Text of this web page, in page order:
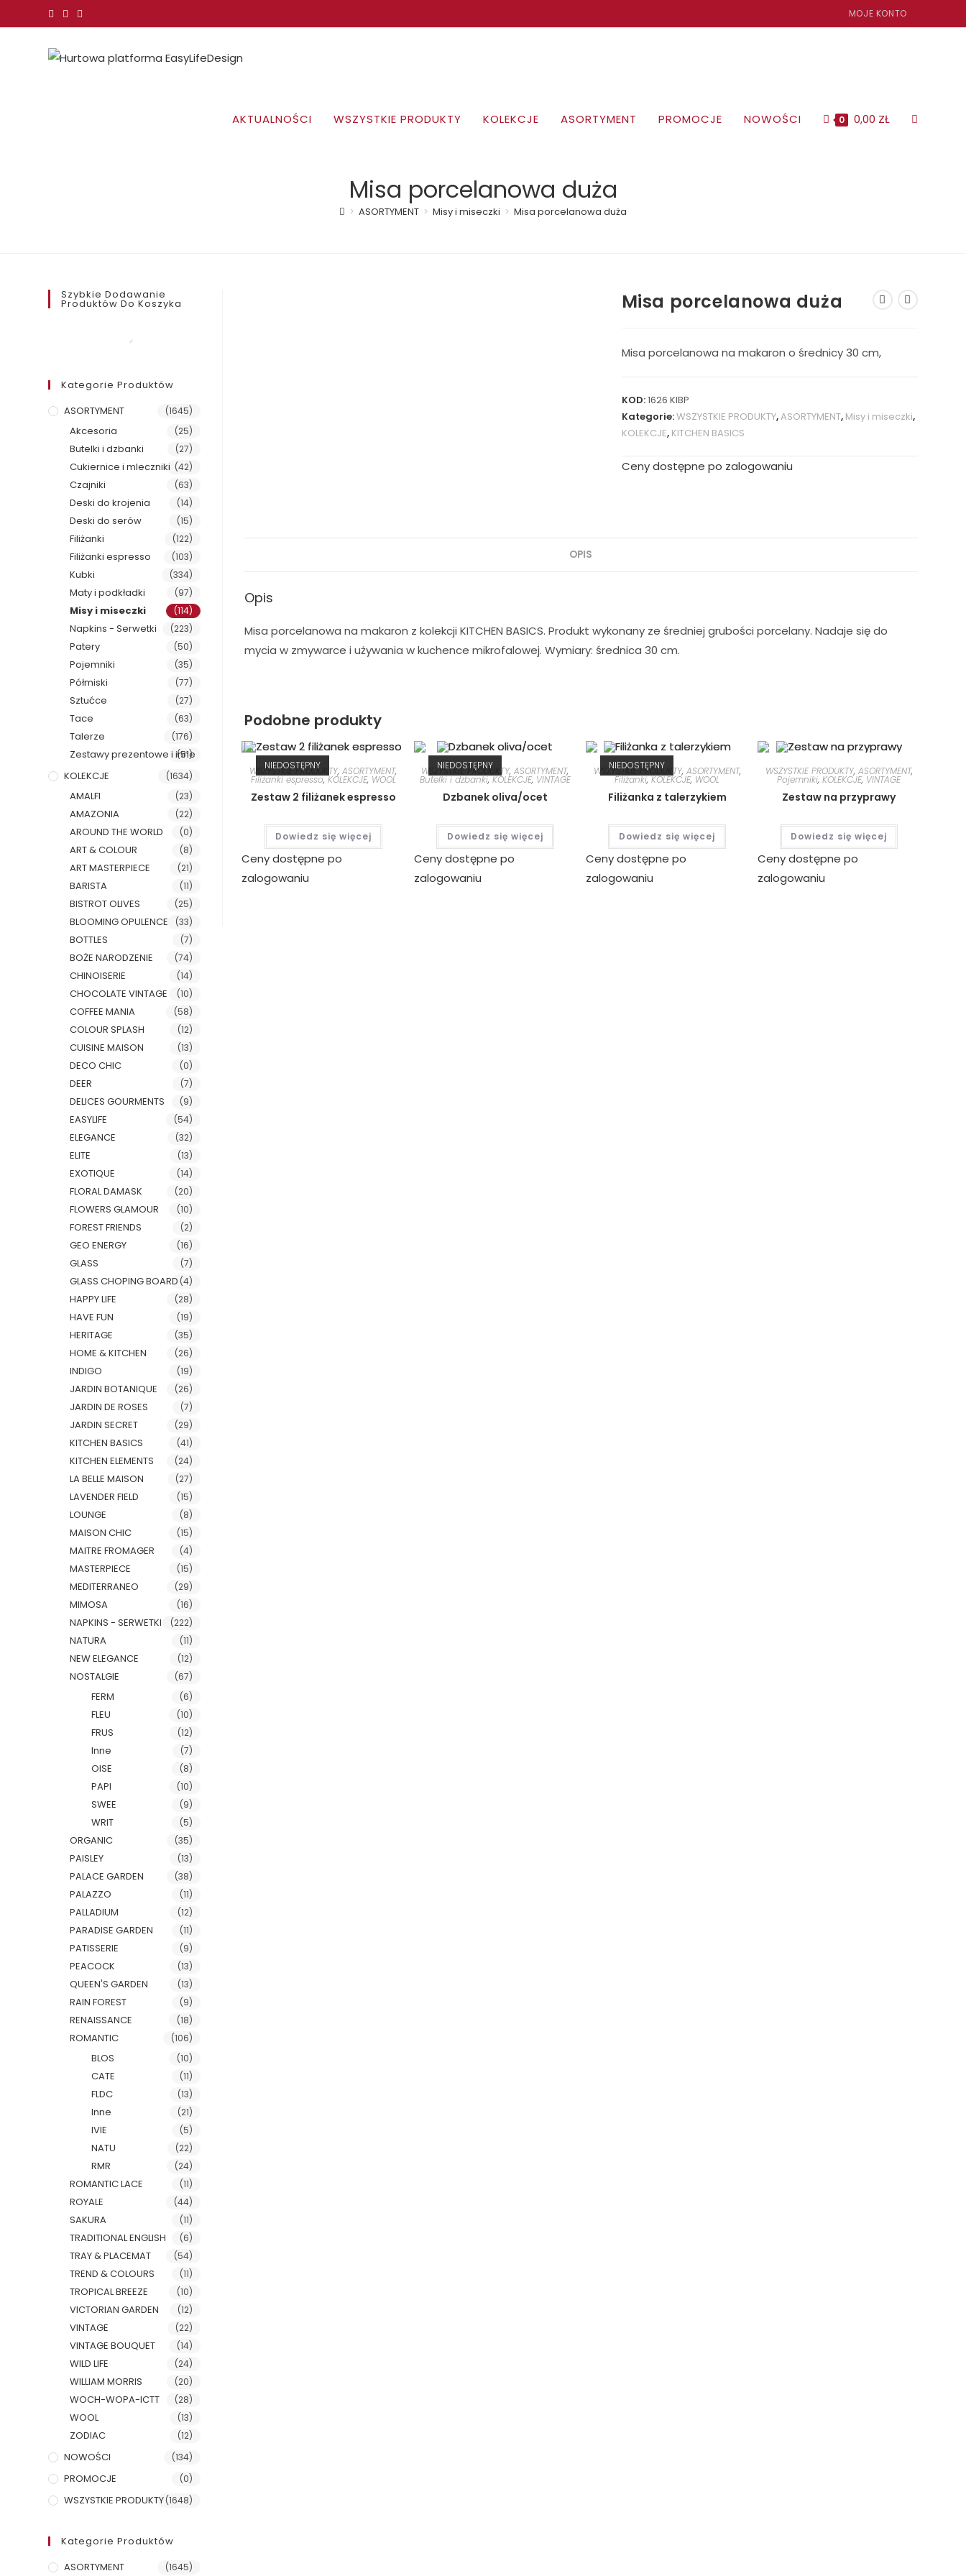
treści
MOJE KONTO
AKTUALNOŚCI WSZYSTKIE PRODUKTY KOLEKCJE ASORTYMENT PROMOCJE NOWOŚCI 0 0,00 ZŁ TOGGLE
Misa porcelanowa duża
> ASORTYMENT > Misy i miseczki > Misa porcelanowa duża
Misa porcelanowa duża
Misa porcelanowa na makaron o średnicy 30 cm,
KOD:1626 KIBP
Kategorie:WSZYSTKIE PRODUKTY,ASORTYMENT, Misy i miseczki,
KOLEKCJE, KITCHEN BASICS
Ceny dostępne po zalogowaniu
OPIS
Opis
Misa porcelanowa na makaron z kolekcji KITCHEN BASICS. Produkt wykonany ze średniej grubości porcelany. Nadaje się do
mycia w zmywarce i używania w kuchence mikrofalowej. Wymiary: średnica 30 cm.
Podobne produkty
NIEDOSTĘPNY
WSZYSTKIE PRODUKTY,ASORTYMENT,
Filiżanki espresso,KOLEKCJE, WOOL
Zestaw 2 filiżanek espresso
Dowiedz się więcej
Ceny dostępne po
zalogowaniu
NIEDOSTĘPNY
WSZYSTKIE PRODUKTY,ASORTYMENT,
Butelki i dzbanki,KOLEKCJE, VINTAGE
Dzbanek oliva/ocet
Dowiedz się więcej
Ceny dostępne po
zalogowaniu
NIEDOSTĘPNY
WSZYSTKIE PRODUKTY, ASORTYMENT,
Filiżanki,KOLEKCJE, WOOL
Filiżanka z talerzykiem
Dowiedz się więcej
Ceny dostępne po
zalogowaniu
WSZYSTKIE PRODUKTY, ASORTYMENT,
Pojemniki,KOLEKCJE, VINTAGE
Zestaw na przyprawy
Dowiedz się więcej
Ceny dostępne po
zalogowaniu
Szybkie Dodawanie
Produktów Do Koszyka
Kategorie Produktów
ASORTYMENT
(1645)
Akcesoria (25)
Butelki i dzbanki (27)
Cukiernice i mleczniki (42)
Czajniki (63)
Deski do krojenia (14)
Deski do serów (15)
Filiżanki (122)
Filiżanki espresso (103)
Kubki (334)
Maty i podkładki (97)
Misy i miseczki (114)
Napkins - Serwetki (223)
Patery (50)
Pojemniki (35)
Półmiski (77)
Sztućce (27)
Tace (63)
Talerze (176)
Zestawy prezentowe i inne
(51)
KOLEKCJE (1634)
AMALFI (23)
AMAZONIA (22)
AROUND THE WORLD (0)
ART & COLOUR (8)
ART MASTERPIECE (21)
BARISTA (11)
BISTROT OLIVES (25)
BLOOMING OPULENCE (33)
BOTTLES (7)
BOŻE NARODZENIE (74)
CHINOISERIE (14)
CHOCOLATE VINTAGE (10)
COFFEE MANIA (58)
COLOUR SPLASH (12)
CUISINE MAISON (13)
DECO CHIC (0)
DEER (7)
DELICES GOURMENTS (9)
EASYLIFE (54)
ELEGANCE (32)
ELITE (13)
EXOTIQUE (14)
FLORAL DAMASK (20)
FLOWERS GLAMOUR (10)
FOREST FRIENDS (2)
GEO ENERGY (16)
GLASS (7)
GLASS CHOPING BOARD (4)
HAPPY LIFE (28)
HAVE FUN (19)
HERITAGE (35)
HOME & KITCHEN (26)
INDIGO (19)
JARDIN BOTANIQUE (26)
JARDIN DE ROSES (7)
JARDIN SECRET (29)
KITCHEN BASICS (41)
KITCHEN ELEMENTS (24)
LA BELLE MAISON (27)
LAVENDER FIELD (15)
LOUNGE (8)
MAISON CHIC (15)
MAITRE FROMAGER (4)
MASTERPIECE (15)
MEDITERRANEO (29)
MIMOSA (16)
NAPKINS - SERWETKI (222)
NATURA (11)
NEW ELEGANCE (12)
NOSTALGIE (67)
FERM (6)
FLEU (10)
FRUS (12)
Inne (7)
OISE (8)
PAPI (10)
SWEE (9)
WRIT (5)
ORGANIC (35)
PAISLEY (13)
PALACE GARDEN (38)
PALAZZO (11)
PALLADIUM (12)
PARADISE GARDEN (11)
PATISSERIE (9)
PEACOCK (13)
QUEEN'S GARDEN (13)
RAIN FOREST (9)
RENAISSANCE (18)
ROMANTIC (106)
BLOS (10)
CATE (11)
FLDC (13)
Inne (21)
IVIE (5)
NATU (22)
RMR (24)
ROMANTIC LACE (11)
ROYALE (44)
SAKURA (11)
TRADITIONAL ENGLISH (6)
TRAY & PLACEMAT (54)
TREND & COLOURS (11)
TROPICAL BREEZE (10)
VICTORIAN GARDEN (12)
VINTAGE (22)
VINTAGE BOUQUET (14)
WILD LIFE (24)
WILLIAM MORRIS (20)
WOCH-WOPA-ICTT (28)
WOOL (13)
ZODIAC (12)
NOWOŚCI (134)
PROMOCJE (0)
WSZYSTKIE PRODUKTY(1648)
Kategorie Produktów
ASORTYMENT
(1645)